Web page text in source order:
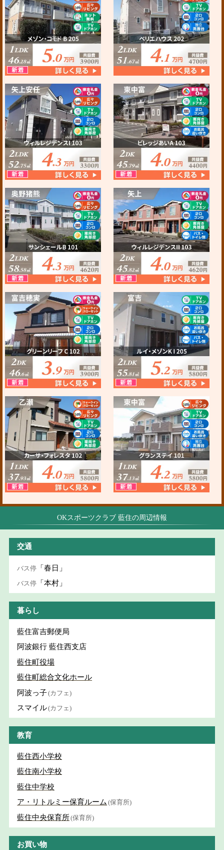
OKスポーツクラブ 藍住の周辺情報
交通
バス停 「春日」
バス停 「本村」
暮らし
藍住富吉郵便局
阿波銀行 藍住西支店
藍住町役場
藍住町総合文化ホール
阿波っ子(カフェ)
スマイル(カフェ)
教育
藍住西小学校
藍住南小学校
藍住中学校
ア・リトルミー保育ルーム (保育所)
藍住中央保育所(保育所)
お買い物